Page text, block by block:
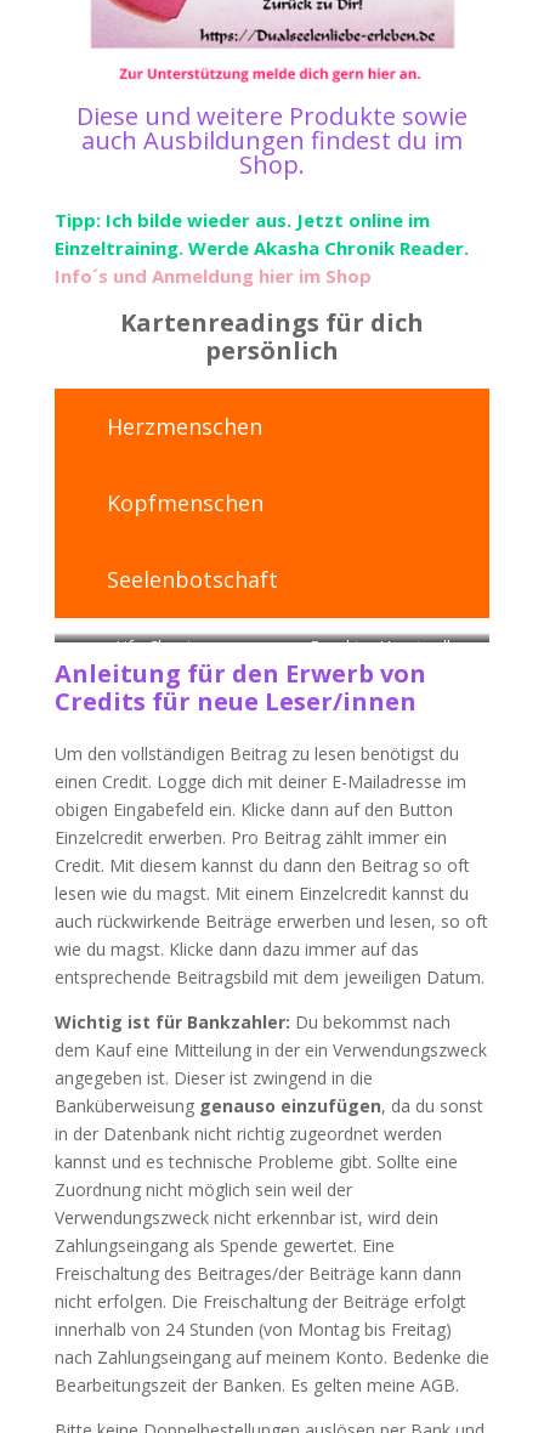
Diese und weitere Produkte sowie
auch Ausbildungen findest du im
Shop.
Tipp: Ich bilde wieder aus. Jetzt online im
Einzeltraining. Werde Akasha Chronik Reader.
Info´s und Anmeldung hier im Shop
Kartenreadings für dich
persönlich
Herzmenschen
Kopfmenschen
Seelenbotschaft
Life-Clearing Breaking Heartwall
Anleitung für den Erwerb von
Credits für neue Leser/innen
Um den vollständigen Beitrag zu lesen benötigst du
einen Credit. Logge dich mit deiner E-Mailadresse im
obigen Eingabefeld ein. Klicke dann auf den Button
Einzelcredit erwerben. Pro Beitrag zählt immer ein
Credit. Mit diesem kannst du dann den Beitrag so oft
lesen wie du magst. Mit einem Einzelcredit kannst du
auch rückwirkende Beiträge erwerben und lesen, so oft
wie du magst. Klicke dann dazu immer auf das
entsprechende Beitragsbild mit dem jeweiligen Datum.
Wichtig ist für Bankzahler: Du bekommst nach
dem Kauf eine Mitteilung in der ein Verwendungszweck
angegeben ist. Dieser ist zwingend in die
Banküberweisung genauso einzufügen, da du sonst
in der Datenbank nicht richtig zugeordnet werden
kannst und es technische Probleme gibt. Sollte eine
Zuordnung nicht möglich sein weil der
Verwendungszweck nicht erkennbar ist, wird dein
Zahlungseingang als Spende gewertet. Eine
Freischaltung des Beitrages/der Beiträge kann dann
nicht erfolgen. Die Freischaltung der Beiträge erfolgt
innerhalb von 24 Stunden (von Montag bis Freitag)
nach Zahlungseingang auf meinem Konto. Bedenke die
Bearbeitungszeit der Banken. Es gelten meine AGB.